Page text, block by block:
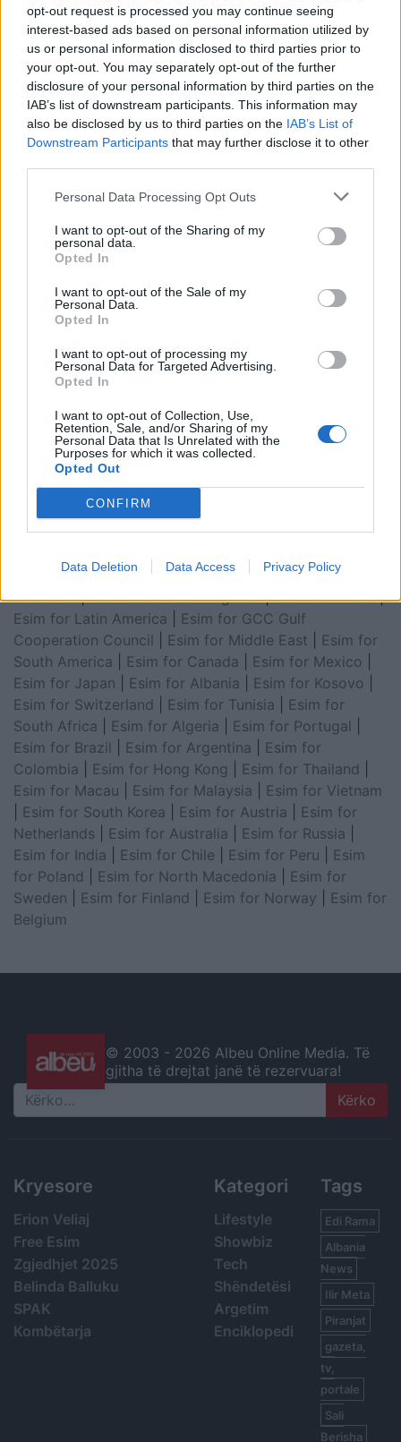
opt-out request is processed you may continue seeing
interest-based ads based on personal information utilized by
us or personal information disclosed to third parties prior to
your opt-out. You may separately opt-out of the further
disclosure of your personal information by third parties on the
IAB’s list of downstream participants. This information may
also be disclosed by us to third parties on the IAB’s List of
Downstream Participants that may further disclose it to other
Personal Data Processing Opt Outs
I want to opt-out of the Sharing of my
personal data.
Opted In
I want to opt-out of the Sale of my
Personal Data.
Opted In
I want to opt-out of processing my
Personal Data for Targeted Advertising.
Opted In
I want to opt-out of Collection, Use,
Retention, Sale, and/or Sharing of my
Personal Data that Is Unrelated with the
Purposes for which it was collected.
Opted Out
CONFIRM
Data Deletion Data Access Privacy Policy
Mungesa e kuorumit pengon
sërish mbajtjen e mbledhjes së
KGJK-së
Esim for Global|
Esim for USA|Esim for Italy|Esim for Spain|Esim
|Esim for Germany
for Asia|Esim for World Cup 2026|Esim for Saudi
Emirates|Esim for Balkans |Esim for Morocco|
for China|Esim for United Kingdom|Esim for Africa|
Esim for Latin America
Esim for GCC Gulf
Cooperation Council
Esim for Middle East
Esim for
South America
Esim for Canada Esim for Mexico
Esim for Japan
Esim for Albania Esim for Kosovo
Esim for Switzerland
Esim for Tunisia
Esim for
South Africa
Esim for Algeria Esim for Portugal
Esim for Brazil
Esim for Argentina
Esim for
Colombia
Esim for Hong Kong Esim for Thailand
Esim for Macau
Esim for Malaysia
Esim for Vietnam
Esim for South Korea Esim for Austria
Esim for
Netherlands
Esim for Australia Esim for Russia
Esim for India
Esim for Chile Esim for Peru
Esim
for Poland
Esim for North Macedonia
Esim for
Sweden
Esim for Finland Esim for Norway
Esim for
Belgium
© 2003 - 2026 Albeu Online Media. Të
gjitha të drejtat janë të rezervuara!
Search
Kryesore
Erion Veliaj
Free Esim
Zgjedhjet 2025
Belinda Balluku
SPAK
Kombëtarja
Kategori
Lifestyle
Showbiz
Tech
Shëndetësi
Argetim
Enciklopedi
Tags
Edi Rama
Albania
News
Ilir Meta
Piranjat
gazeta,
tv,
portale
Sali
Berisha